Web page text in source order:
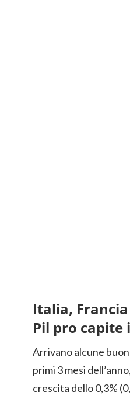
Italia,
Pil pro capite
Arrivano alcune
primi 3 mesi
crescita dello 0,3%